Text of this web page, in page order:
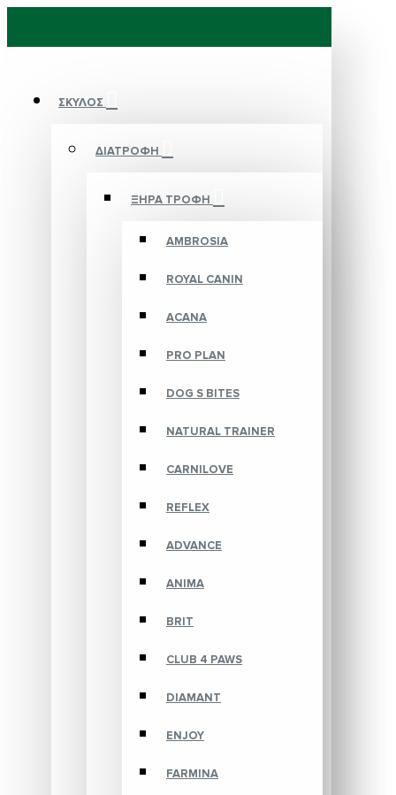
ΣΚΥΛΟΣ
ΔΙΑΤΡΟΦΗ
ΞΗΡΑ ΤΡΟΦΗ
AMBROSIA
ROYAL CANIN
ACANA
PRO PLAN
DOG S BITES
NATURAL TRAINER
CARNILOVE
REFLEX
ADVANCE
ANIMA
BRIT
CLUB 4 PAWS
DIAMANT
ENJOY
FARMINA